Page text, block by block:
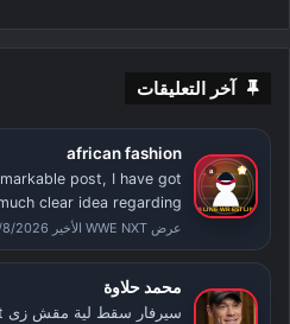
آخر التعليقات
african fashion
post, I have got
clear idea regarding...
عرض WWE NXT الأخير 4/8/2026 كامل مترجم
محمد حلاوة